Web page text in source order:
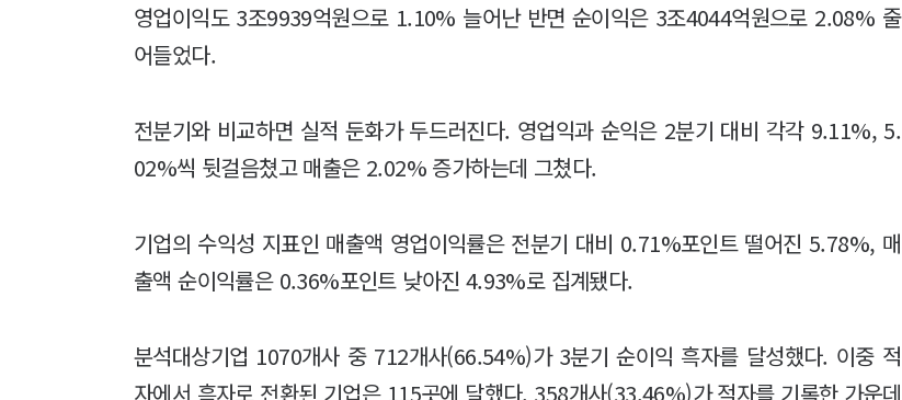
영업이익도 3조9939억원으로 1.10% 늘어난 반면 순이익은 3조4044억원으로 2.08% 줄
어들었다.
전분기와 비교하면 실적 둔화가 두드러진다. 영업익과 순익은 2분기 대비 각각 9.11%, 5.
02%씩 뒷걸음쳤고 매출은 2.02% 증가하는데 그쳤다.
기업의 수익성 지표인 매출액 영업이익률은 전분기 대비 0.71%포인트 떨어진 5.78%, 매
출액 순이익률은 0.36%포인트 낮아진 4.93%로 집계됐다.
분석대상기업 1070개사 중 712개사(66.54%)가 3분기 순이익 흑자를 달성했다. 이중 적
자에서 흑자로 전환된 기업은 115곳에 달했다. 358개사(33.46%)가 적자를 기록한 가운데